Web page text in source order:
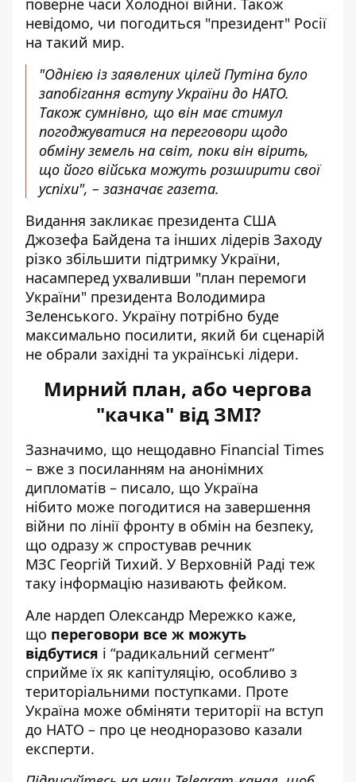
поверне часи Холодної війни. Також
невідомо, чи погодиться "президент" Росії
на такий мир.
"Однією із заявлених цілей Путіна було
запобігання вступу України до НАТО.
Також сумнівно, що він має стимул
погоджуватися на переговори щодо
обміну земель на світ, поки він вірить,
що його війська можуть розширити свої
успіхи", – зазначає газета.
Видання закликає президента США
Джозефа Байдена та інших лідерів Заходу
різко збільшити підтримку України,
насамперед ухваливши "план перемоги
України" президента Володимира
Зеленського. Україну потрібно буде
максимально посилити, який би сценарій
не обрали західні та українські лідери.
Мирний план, або чергова
"качка" від ЗМІ?
Зазначимо, що нещодавно Financial Times
– вже з посиланням на анонімних
дипломатів – писало, що Україна
нібито може погодитися на завершення
війни по лінії фронту в обмін на безпеку,
що одразу ж спростував речник
МЗС Георгій Тихий. У Верховній Раді теж
таку інформацію називають фейком.
Але нардеп Олександр Мережко каже,
що переговори все ж можуть
відбутися і “радикальний сегмент”
сприйме їх як капітуляцію, особливо з
територіальними поступками. Проте
Україна може обміняти території на вступ
до НАТО – про це неодноразово казали
експерти.